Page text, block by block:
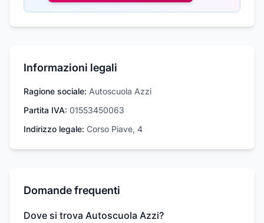
Informazioni legali
Ragione sociale: Autoscuola Azzi
Partita IVA: 01553450063
Indirizzo legale: Corso Piave, 4
Domande frequenti
Dove si trova Autoscuola Azzi?